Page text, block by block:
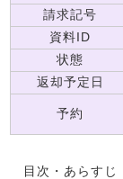
請求記号
資料ID
状態
返却予定日
予約
目次・あらすじ